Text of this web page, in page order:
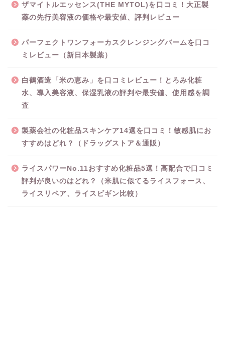
ザマイトルエッセンス(THE MYTOL)を口コミ！大正製
薬の先行美容液の価格や最安値、評判レビュー
パーフェクトワンフォーカスクレンジングバームを口コ
ミレビュー（新日本製薬）
白鶴酒造「米の恵み」を口コミレビュー！とろみ化粧
水、導入美容液、保湿乳液の評判や最安値、使用感を調
査
製薬会社の化粧品スキンケア14選を口コミ！敏感肌にお
すすめはどれ？（ドラッグストア＆通販）
ライスパワーNo.11おすすめ化粧品5選！高配合で口コミ
評判が良いのはどれ？（米肌に似てるライスフォース、
ライスリペア、ライスビギン比較）